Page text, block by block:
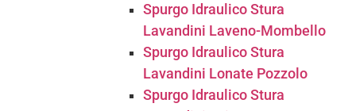
Spurgo Idraulico Stura
Lavandini Laveno-Mombello
Spurgo Idraulico Stura
Lavandini Lonate Pozzolo
Spurgo Idraulico Stura